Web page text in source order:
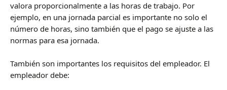
valora proporcionalmente a las horas de trabajo. Por
ejemplo, en una jornada parcial es importante no solo el
número de horas, sino también que el pago se ajuste a las
normas para esa jornada.
También son importantes los requisitos del empleador. El
empleador debe: